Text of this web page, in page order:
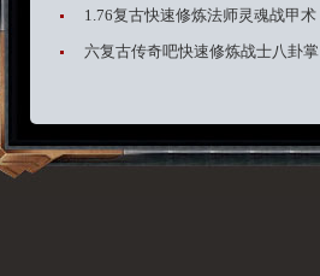
1.76复古快速修炼法师灵魂战甲术
六复古传奇吧快速修炼战士八卦掌